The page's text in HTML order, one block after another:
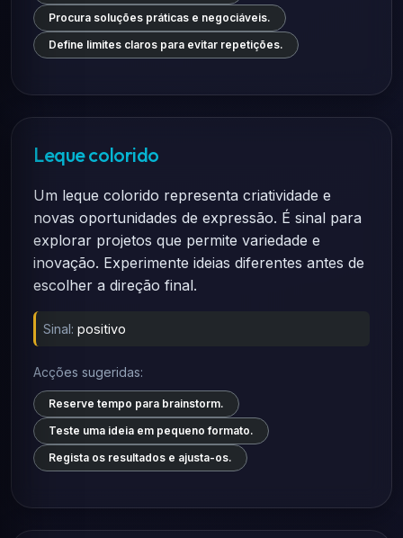
Procura soluções práticas e negociáveis.
Define limites claros para evitar repetições.
Leque colorido
Um leque colorido representa criatividade e
novas oportunidades de expressão. É sinal para
explorar projetos que permite variedade e
inovação. Experimente ideias diferentes antes de
escolher a direção final.
Sinal: positivo
Acções sugeridas:
Reserve tempo para brainstorm.
Teste uma ideia em pequeno formato.
Regista os resultados e ajusta-os.